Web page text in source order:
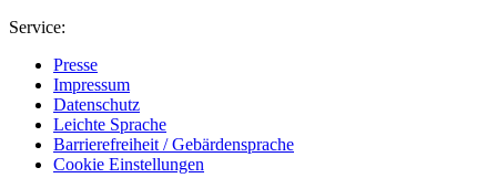
Service:
Presse
Impressum
Datenschutz
Leichte Sprache
Barrierefreiheit / Gebärdensprache
Cookie Einstellungen